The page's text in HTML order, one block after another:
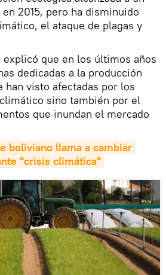
2015, pero ha disminuido
el ataque de plagas y
explicó que en los últimos años
dedicadas a la producción
han visto afectadas por los
sino también por el
que inundan el mercado
boliviano llama a cambiar
"crisis climática"